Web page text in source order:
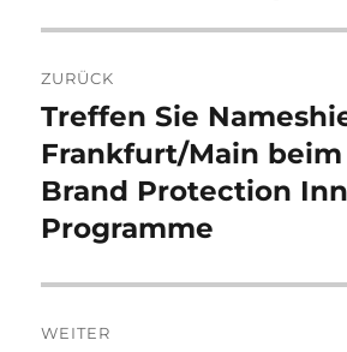
ZURÜCK
Vorheriger
Beitrag:
Treffen Sie
Frankfurt/Main beim
Brand Protection
Programme
WEITER